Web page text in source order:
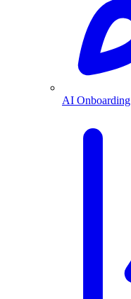
AI Onboarding